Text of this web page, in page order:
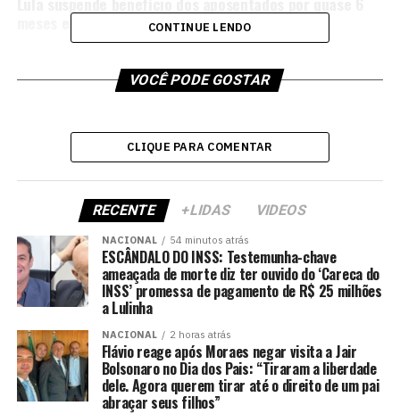
meses e acumula fila de 740 mil
CONTINUE LENDO
VOCÊ PODE GOSTAR
CLIQUE PARA COMENTAR
RECENTE +LIDAS VIDEOS
NACIONAL 54 minutos atrás
ESCÂNDALO DO INSS: Testemunha-chave
ameaçada de morte diz ter ouvido do ‘Careca do
INSS’ promessa de pagamento de R$ 25 milhões
a Lulinha
NACIONAL 2 horas atrás
Flávio reage após Moraes negar visita a Jair
Bolsonaro no Dia dos Pais: “Tiraram a liberdade
dele. Agora querem tirar até o direito de um pai
abraçar seus filhos”